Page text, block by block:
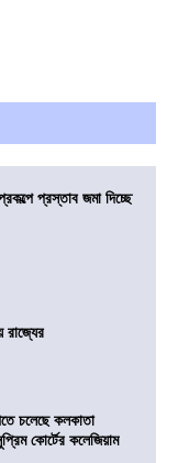
প্রস্তাব জমা দিচ্ছে
রাজ্যের
চলেছে কলকাতা
কোর্টের কলেজিয়াম